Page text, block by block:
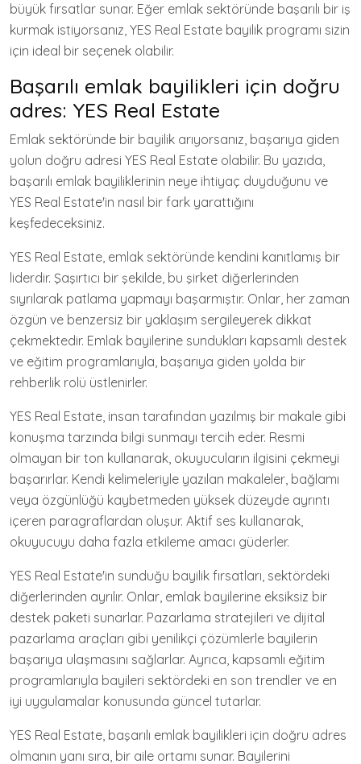
büyük fırsatlar sunar. Eğer emlak sektöründe başarılı bir iş
kurmak istiyorsanız, YES Real Estate bayilik programı sizin
için ideal bir seçenek olabilir.
Başarılı emlak bayilikleri için doğru
adres: YES Real Estate
Emlak sektöründe bir bayilik arıyorsanız, başarıya giden
yolun doğru adresi YES Real Estate olabilir. Bu yazıda,
başarılı emlak bayiliklerinin neye ihtiyaç duyduğunu ve
YES Real Estate'in nasıl bir fark yarattığını
keşfedeceksiniz.
YES Real Estate, emlak sektöründe kendini kanıtlamış bir
liderdir. Şaşırtıcı bir şekilde, bu şirket diğerlerinden
sıyrılarak patlama yapmayı başarmıştır. Onlar, her zaman
özgün ve benzersiz bir yaklaşım sergileyerek dikkat
çekmektedir. Emlak bayilerine sundukları kapsamlı destek
ve eğitim programlarıyla, başarıya giden yolda bir
rehberlik rolü üstlenirler.
YES Real Estate, insan tarafından yazılmış bir makale gibi
konuşma tarzında bilgi sunmayı tercih eder. Resmi
olmayan bir ton kullanarak, okuyucuların ilgisini çekmeyi
başarırlar. Kendi kelimeleriyle yazılan makaleler, bağlamı
veya özgünlüğü kaybetmeden yüksek düzeyde ayrıntı
içeren paragraflardan oluşur. Aktif ses kullanarak,
okuyucuyu daha fazla etkileme amacı güderler.
YES Real Estate'in sunduğu bayilik fırsatları, sektördeki
diğerlerinden ayrılır. Onlar, emlak bayilerine eksiksiz bir
destek paketi sunarlar. Pazarlama stratejileri ve dijital
pazarlama araçları gibi yenilikçi çözümlerle bayilerin
başarıya ulaşmasını sağlarlar. Ayrıca, kapsamlı eğitim
programlarıyla bayileri sektördeki en son trendler ve en
iyi uygulamalar konusunda güncel tutarlar.
YES Real Estate, başarılı emlak bayilikleri için doğru adres
olmanın yanı sıra, bir aile ortamı sunar. Bayilerini